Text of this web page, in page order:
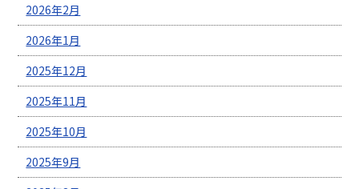
2026年2月
2026年1月
2025年12月
2025年11月
2025年10月
2025年9月